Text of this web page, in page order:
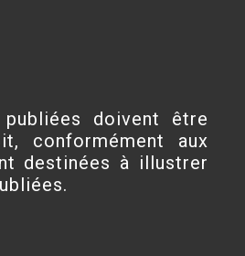
doivent être
conformément aux
destinées à illustrer